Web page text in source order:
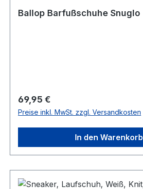
Ballop Barfußschuhe Snuglo
Regulärer Preis:
69,95 €
Preise inkl. MwSt. zzgl. Versandkosten
In den Warenkorb